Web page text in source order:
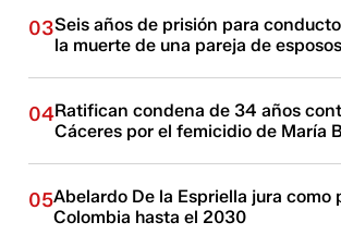
03Seis años de prisión para
la muerte de una pareja de
04Ratifican condena de 34 años
Cáceres por el femicidio de María
05Abelardo De la Espriella jura como
Colombia hasta el 2030